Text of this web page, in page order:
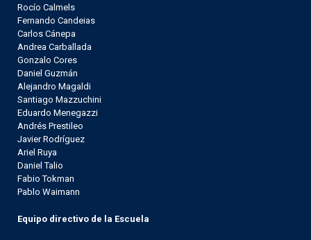
Rocío Calmels
Fernando Candeias
Carlos Cánepa
Andrea Carballada
Gonzalo Cores
Daniel Guzmán
Alejandro Magaldi
Santiago Mazzuchini
Eduardo Menegazzi
Andrés Prestileo
Javier Rodríguez
Ariel Ruya
Daniel Talio
Fabio Tokman
Pablo Waimann
Equipo directivo de la Escuela